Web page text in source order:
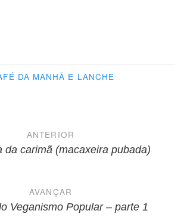
DA MANHÃ E LANCHE
ANTERIOR
da carimã (macaxeira pubada)
AVANÇAR
Veganismo Popular – parte 1